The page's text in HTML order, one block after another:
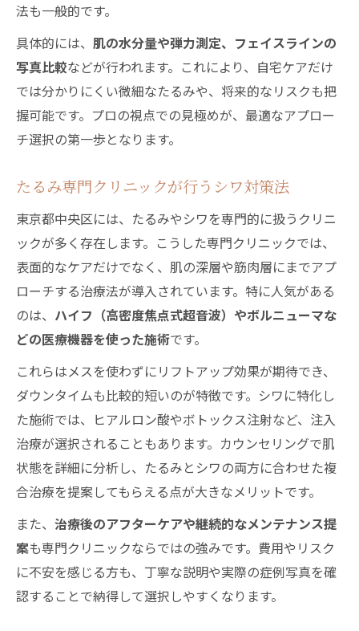
法も一般的です。
具体的には、 肌の水分量や弾力測定、フェイスラインの
写真比較などが行われます。これにより、自宅ケアだけ
では分かりにくい微細なたるみや、将来的なリスクも把
握可能です。プロの視点での見極めが、最適なアプロー
チ選択の第一歩となります。
たるみ専門クリニックが行うシワ対策法
東京都中央区には、たるみやシワを専門的に扱うクリニ
ックが多く存在します。こうした専門クリニックでは、
表面的なケアだけでなく、肌の深層や筋肉層にまでアプ
ローチする治療法が導入されています。特に人気がある
のは、 ハイフ（高密度焦点式超音波）やボルニューマな
どの医療機器を使った施術です。
これらはメスを使わずにリフトアップ効果が期待でき、
ダウンタイムも比較的短いのが特徴です。シワに特化し
た施術では、ヒアルロン酸やボトックス注射など、注入
治療が選択されることもあります。カウンセリングで肌
状態を詳細に分析し、たるみとシワの両方に合わせた複
合治療を提案してもらえる点が大きなメリットです。
また、 治療後のアフターケアや継続的なメンテナンス提
案も専門クリニックならではの強みです。費用やリスク
に不安を感じる方も、丁寧な説明や実際の症例写真を確
認することで納得して選択しやすくなります。